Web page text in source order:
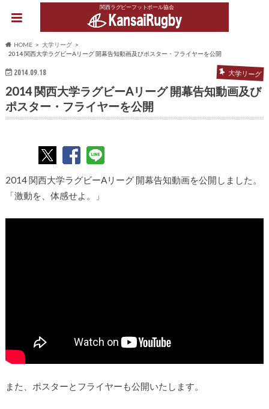
関西ラグビーフットボール協会
HOME
大学リーグ
2014 関西大学ラグビーAリーグ 開幕告知動画及びポスター・フライヤーを公開
2014.09.18 大学リーグ
2014 関西大学ラグビーAリーグ 開幕告知動画及び
ポスター・フライヤーを公開
2014 関西大学ラグビーAリーグ 開幕告知動画を公開しました。
「激動を、体感せよ。」
また、ポスターとフライヤーも公開いたします。